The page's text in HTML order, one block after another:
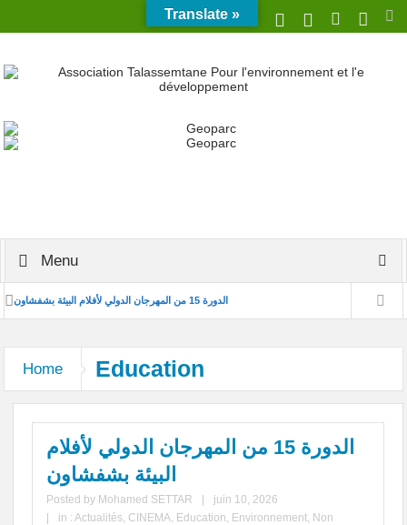
Menu
الدورة 15 من المهرجان الدولي لأفلام البيئة بشفشاون
بتطوان
تعزيز التدبير المستدام للنفايات من خلال مشروع نموذجي لفرزها من المصدر
السينما الخضراء والابتكار البيئي للشباب
مشاركة جمعية تلاسمطان للبيئة والتنمية بندوة بطنجة بمداخلة حول ظاهرة
زواج القاصرات
Home Education
الدورة 15 من المهرجان الدولي لأفلام
البيئة بشفشاون
Posted by Mohamed SETTAR
juin 10, 2026
in :Actualités, CINEMA, Education, Environnement, Non
Translate »